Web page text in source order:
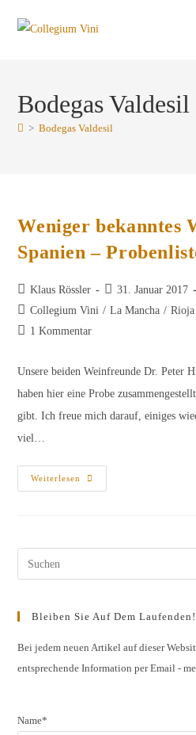
Inhalt
Bodegas Valdesil
> Bodegas Valdesil
Weniger bekanntes
Spanien –
Beitrags-
Autor:
Klaus Rössler
Beitrag
veröffentlicht:
31. Januar 2017
Beitrags-
Kategorie:
Collegium Vini / La Mancha / Rioja
Beitrags-
1 Kommentar
Unsere beiden Weinfreunde Dr. Peter
haben hier eine Probe
gibt. Ich freue mich darauf, einiges
viel…
Weiterlesen
Weniger
Bekanntes
Bleiben Sie Auf Dem Laufenden!
Bei jedem neuen Artikel auf dieser
entsprechende Information per Email -
Name*